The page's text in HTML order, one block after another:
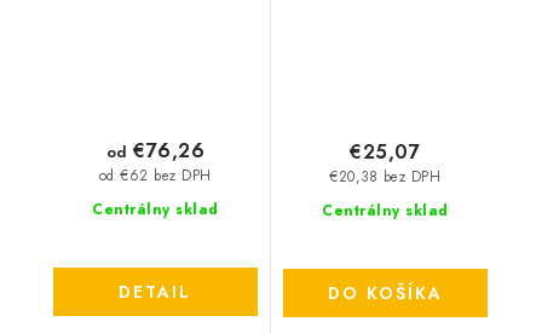
Centrálny sklad
od €62 bez DPH
od €76,26
DETAIL
Centrálny sklad
€20,38 bez DPH
€25,07
DO KOŠÍKA